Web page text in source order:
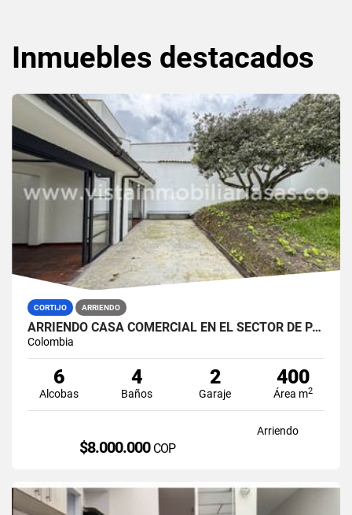
Inmuebles destacados
CORTIJO ARRIENDO
ARRIENDO CASA COMERCIAL EN EL SECTOR DE PALERMO, MANIZALES
Colombia
6
Alcobas
4
Baños
2
Garaje
400
Área m2
Arriendo
$8.000.000 COP